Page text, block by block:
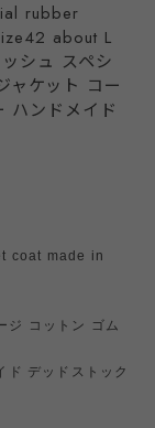
rubber
about L
シュ スペシ
ャケット コー
ハンドメイド
coat made in
ジ コットン ゴム
デッドストック